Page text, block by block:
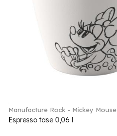
Manufacture Rock - Mickey Mouse
Espresso tase 0,06 l